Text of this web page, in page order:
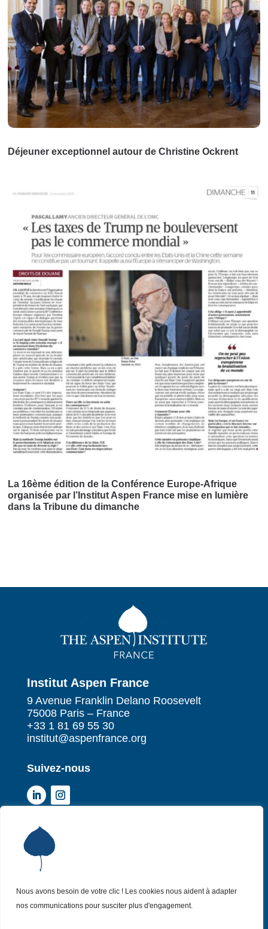
Nous avons besoin de votre clic ! Les cookies nous aident à adapter
nos communications pour susciter plus d'engagement.
Déjeuner exceptionnel autour de Christine Ockrent
La 16ème édition de la Conférence Europe-Afrique
organisée par l’Institut Aspen France mise en lumière
dans la Tribune du dimanche
Institut Aspen France
9 Avenue Franklin Delano Roosevelt
75008 Paris – France
+33 1 81 69 55 30
institut@aspenfrance.org
Suivez-nous
P Institut Aspen France
P Qui sommes-nous ?
Nos missions
P Nos actualités
P Nos évènements